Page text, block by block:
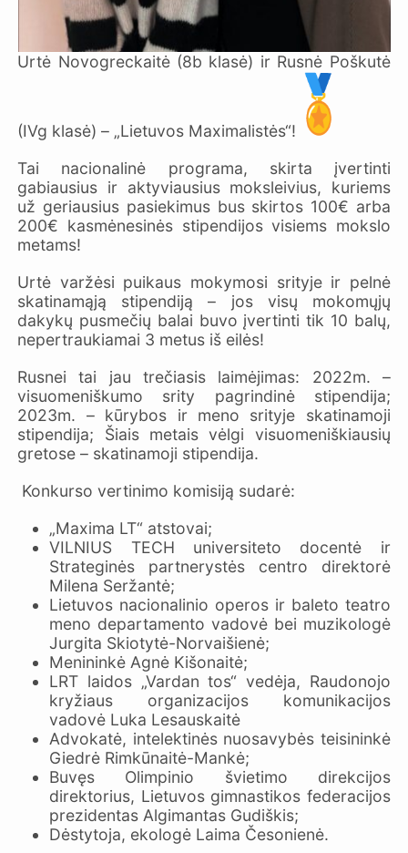
Urtė Novogreckaitė (8b klasė) ir Rusnė Poškutė
(IVg klasė) – „Lietuvos Maximalistės“!
Tai nacionalinė programa, skirta įvertinti
gabiausius ir aktyviausius moksleivius, kuriems
už geriausius pasiekimus bus skirtos 100€ arba
200€ kasmėnesinės stipendijos visiems mokslo
metams!
Urtė varžėsi puikaus mokymosi srityje ir pelnė
skatinamąją stipendiją – jos visų mokomųjų
dakykų pusmečių balai buvo įvertinti tik 10 balų,
nepertraukiamai 3 metus iš eilės!
Rusnei tai jau trečiasis laimėjimas: 2022m. –
visuomeniškumo srity pagrindinė stipendija;
2023m. – kūrybos ir meno srityje skatinamoji
stipendija; Šiais metais vėlgi visuomeniškiausių
gretose – skatinamoji stipendija.
Konkurso vertinimo komisiją sudarė:
„Maxima LT“ atstovai;
VILNIUS TECH universiteto docentė ir
Strateginės partnerystės centro direktorė
Milena Seržantė;
Lietuvos nacionalinio operos ir baleto teatro
meno departamento vadovė bei muzikologė
Jurgita Skiotytė-Norvaišienė;
Menininkė Agnė Kišonaitė;
LRT laidos „Vardan tos“ vedėja, Raudonojo
kryžiaus organizacijos komunikacijos
vadovė Luka Lesauskaitė
Advokatė, intelektinės nuosavybės teisininkė
Giedrė Rimkūnaitė-Mankė;
Buvęs Olimpinio švietimo direkcijos
direktorius, Lietuvos gimnastikos federacijos
prezidentas Algimantas Gudiškis;
Dėstytoja, ekologė Laima Česonienė.